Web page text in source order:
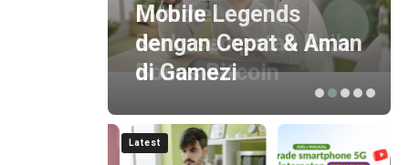
Bittime
Berkesempatan Raih
Bonus Bitcoin
Mobile Legends
dengan Cepat & Aman
di Gamezi
Latest